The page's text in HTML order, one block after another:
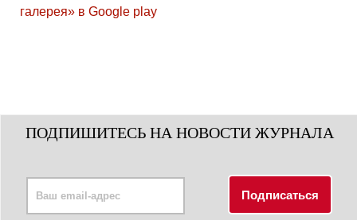
ПОДПИШИТЕСЬ НА НОВОСТИ ЖУРНАЛА